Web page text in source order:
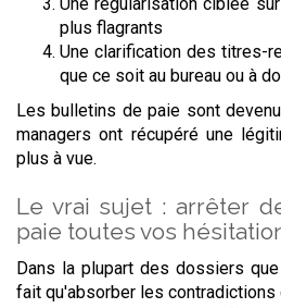
plus flagrants
Une clarification des titres-
que ce soit au bureau ou à
Les bulletins de paie sont
managers ont récupéré une
plus à vue.
Le vrai sujet : arrêter
paie toutes vos
Dans la plupart des dossiers
fait qu'absorber les contradictions